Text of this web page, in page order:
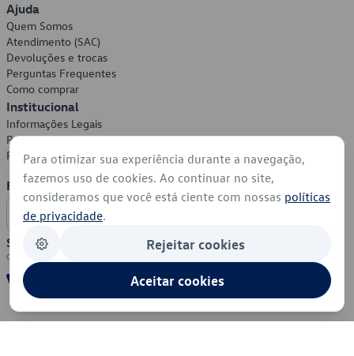
Ajuda
Quem Somos
Atendimento (SAC)
Devoluções e trocas
Perguntas Frequentes
Como comprar
Institucional
Informações Legais
Política de Privacidade
Política de Cookies
Formas de Pagamento
Segurança
Para otimizar sua experiência durante a navegação,
fazemos uso de cookies. Ao continuar no site,
consideramos que você está ciente com nossas políticas
de privacidade.
Rejeitar cookies
Aceitar cookies